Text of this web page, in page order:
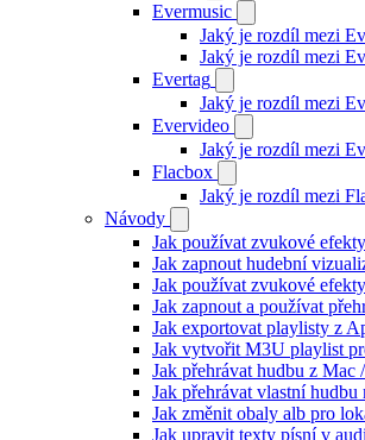
Evermusic
Jaký je rozdíl mezi
Jaký je rozdíl mezi
Evertag
Jaký je rozdíl mezi
Evervideo
Jaký je rozdíl mezi
Flacbox
Jaký je rozdíl mezi
Návody
Jak používat zvukové
Jak zapnout hudební
Jak používat zvukové
Jak zapnout a používat
Jak exportovat playlisty z
Jak vytvořit M3U playlist
Jak přehrávat hudbu z
Jak přehrávat vlastní
Jak změnit obaly alb pro
Jak upravit texty písní v